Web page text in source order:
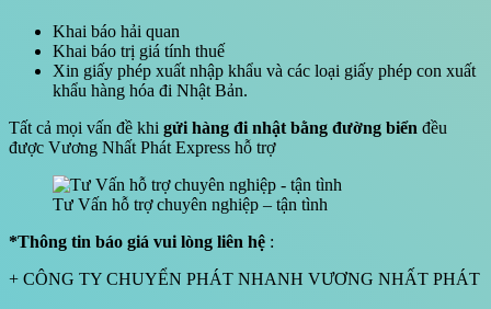
Khai báo hải quan
Khai báo trị giá tính thuế
Xin giấy phép xuất nhập khẩu và các loại giấy phép con xuất
khẩu hàng hóa đi Nhật Bản.
Tất cả mọi vấn đề khi gửi hàng đi nhật bằng đường biển đều
được Vương Nhất Phát Express hỗ trợ
Tư Vấn hỗ trợ chuyên nghiệp – tận tình
*Thông tin báo giá vui lòng liên hệ :
+ CÔNG TY CHUYỂN PHÁT NHANH VƯƠNG NHẤT PHÁT